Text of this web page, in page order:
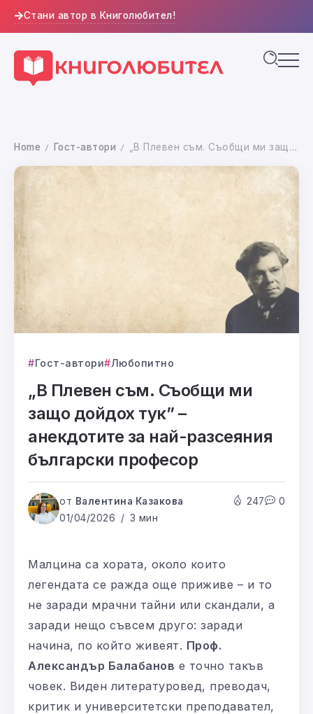
Стани автор в Книголюбител!
Home / Гост-автори / „В Плевен съм. Съобщи ми защо дойдох тук” – анекдотите за най-разсеяния български професор
Гост-автори Любопитно
„В Плевен съм. Съобщи ми
защо дойдох тук” –
анекдотите за най-разсеяния
български професор
от Валентина Казакова
01/04/2026
3 мин
247 0
Малцина са хората, около които
легендата се ражда още приживе – и то
не заради мрачни тайни или скандали, а
заради нещо съвсем друго: заради
начина, по който живеят. Проф.
Александър Балабанов е точно такъв
човек. Виден литературовед, преводач,
критик и университетски преподавател,